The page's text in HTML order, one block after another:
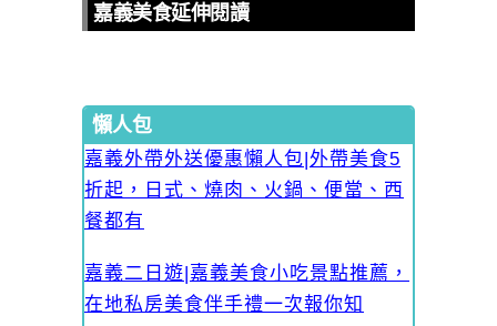
嘉義美食延伸閱讀
懶人包
嘉義外帶外送優惠懶人包|外帶美食5
折起，日式、燒肉、火鍋、便當、西
餐都有
嘉義二日遊|嘉義美食小吃景點推薦，
在地私房美食伴手禮一次報你知